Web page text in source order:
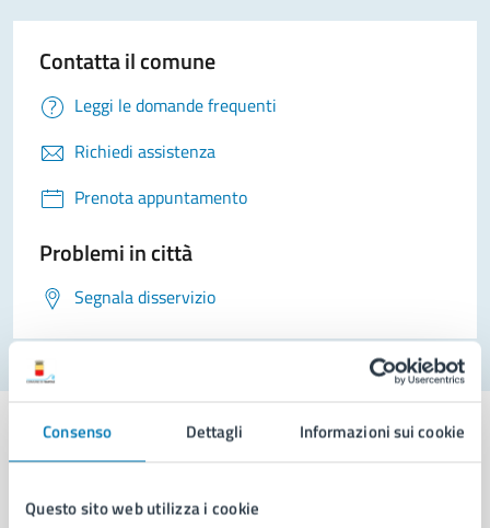
Consenso Dettagli Informazioni sui cookie
Questo sito web utilizza i cookie
Contatta il comune
Leggi le domande frequenti
Richiedi assistenza
Prenota appuntamento
Problemi in città
Segnala disservizio
Comune di Napoli